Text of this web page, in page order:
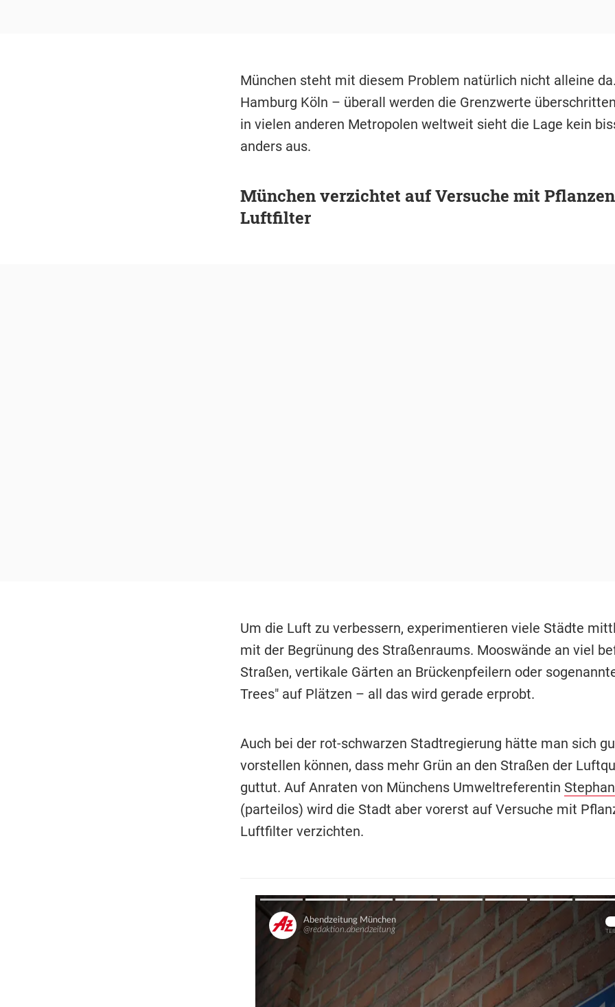
München steht mit diesem Problem natürlich nicht alleine
Hamburg Köln – überall werden die Grenzwerte
in vielen anderen Metropolen weltweit sieht die Lage kein
anders aus.
München verzichtet auf Versuche mit
Luftfilter
Um die Luft zu verbessern, experimentieren viele Städte
mit der Begrünung des Straßenraums. Mooswände an viel
Straßen, vertikale Gärten an Brückenpfeilern oder
Trees" auf Plätzen – all das wird gerade erprobt.
Auch bei der rot-schwarzen Stadtregierung hätte man sich
vorstellen können, dass mehr Grün an den Straßen der
guttut. Auf Anraten von Münchens Umweltreferentin
(parteilos) wird die Stadt aber vorerst auf Versuche mit
Luftfilter verzichten.